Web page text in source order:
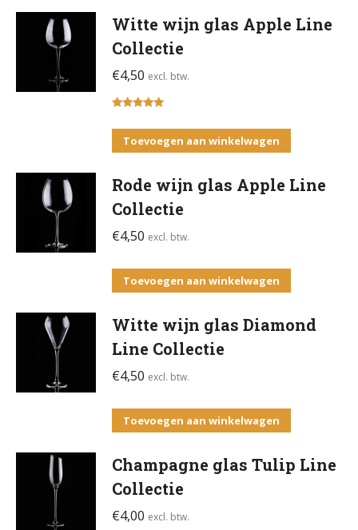
Witte wijn glas Apple Line
Collectie
€4,50 excl. btw.
5.00uit 5
Toevoegen aan winkelwagen
Rode wijn glas Apple Line
Collectie
€4,50 excl. btw.
Toevoegen aan winkelwagen
Witte wijn glas Diamond
Line Collectie
€4,50 excl. btw.
Toevoegen aan winkelwagen
Champagne glas Tulip Line
Collectie
€4,00 excl. btw.